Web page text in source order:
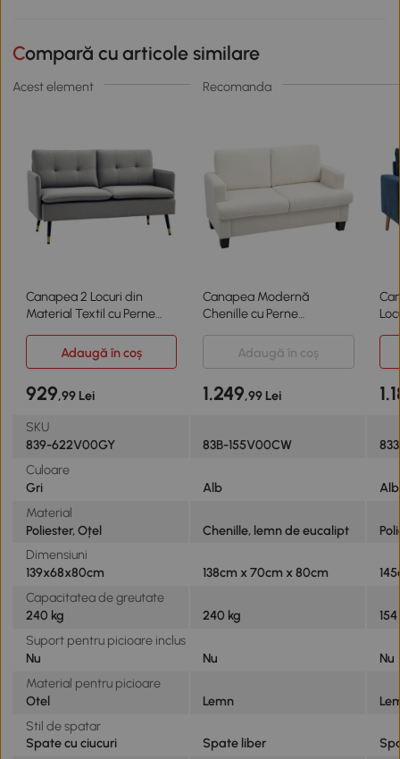
Compară cu articole similare
Acest element Recomanda
Canapea 2 Locuri din
Material Textil cu Perne
Canapea Modernă
Chenille cu Perne
Adaugă în coș Adaugă în coș
929,99 Lei 1.249,99 Lei
SKU
839-622V00GY
83B-155V00CW
Culoare
Gri
Alb
Material
Poliester, Oțel
Chenille, lemn de eucalipt
Dimensiuni
139x68x80cm
138cm x 70cm x 80cm
Capacitatea de greutate
240 kg
240 kg
Suport pentru picioare inclus
Nu
Nu
Nu
Material pentru picioare
Otel
Lemn
Stil de spatar
Spate cu ciucuri
Spate liber